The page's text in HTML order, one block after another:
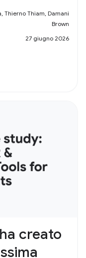
Thierno Thiam, Damani
Brown
27 giugno 2026
creato